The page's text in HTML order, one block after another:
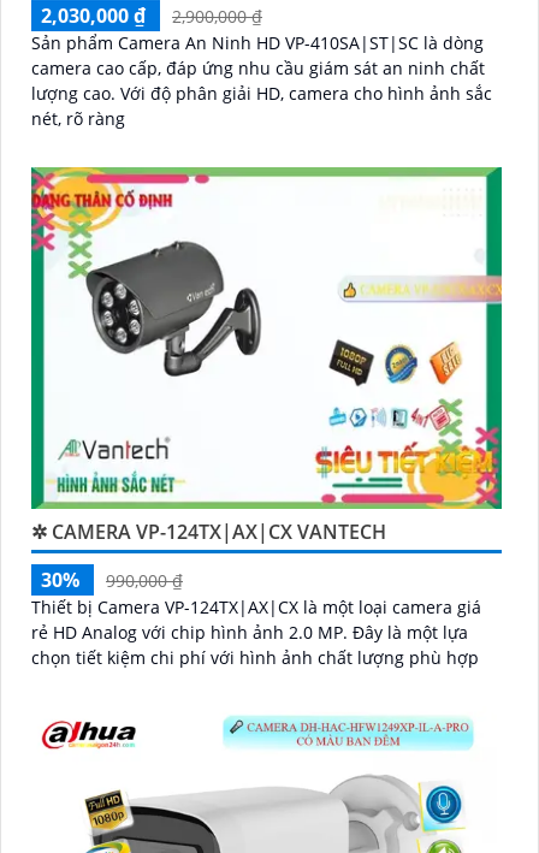
2,030,000 ₫
2,900,000 ₫
Sản phẩm Camera An Ninh HD VP-410SA|ST|SC là dòng
camera cao cấp, đáp ứng nhu cầu giám sát an ninh chất
lượng cao. Với độ phân giải HD, camera cho hình ảnh sắc
nét, rõ ràng
✲ CAMERA VP-124TX|AX|CX VANTECH
30%
990,000 ₫
Thiết bị Camera VP-124TX|AX|CX là một loại camera giá
rẻ HD Analog với chip hình ảnh 2.0 MP. Đây là một lựa
chọn tiết kiệm chi phí với hình ảnh chất lượng phù hợp